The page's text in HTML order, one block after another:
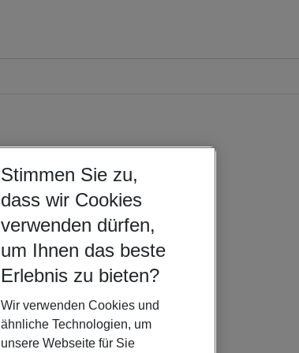
Stimmen Sie zu,
dass wir Cookies
verwenden dürfen,
um Ihnen das beste
Erlebnis zu bieten?
Wir verwenden Cookies und
ähnliche Technologien, um
unsere Webseite für Sie